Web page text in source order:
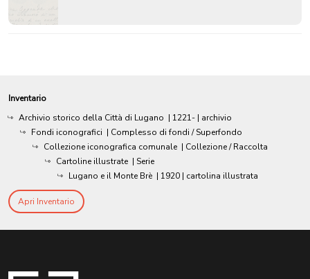
Inventario
Archivio storico della Città di Lugano | 1221- | archivio
Fondi iconografici | Complesso di fondi / Superfondo
Collezione iconografica comunale | Collezione / Raccolta
Cartoline illustrate | Serie
Lugano e il Monte Brè | 1920 | cartolina illustrata
Apri Inventario